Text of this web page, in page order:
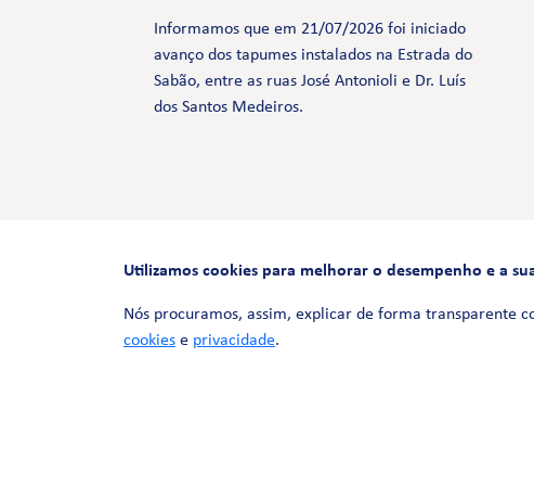
Informamos que em 21/07/2026 foi iniciado
avanço dos tapumes instalados na Estrada do
Sabão, entre as ruas José Antonioli e Dr. Luís
dos Santos Medeiros.
Utilizamos cookies para melhorar o desempenho e a
Nós procuramos, assim, explicar de forma transparente
cookies e privacidade.